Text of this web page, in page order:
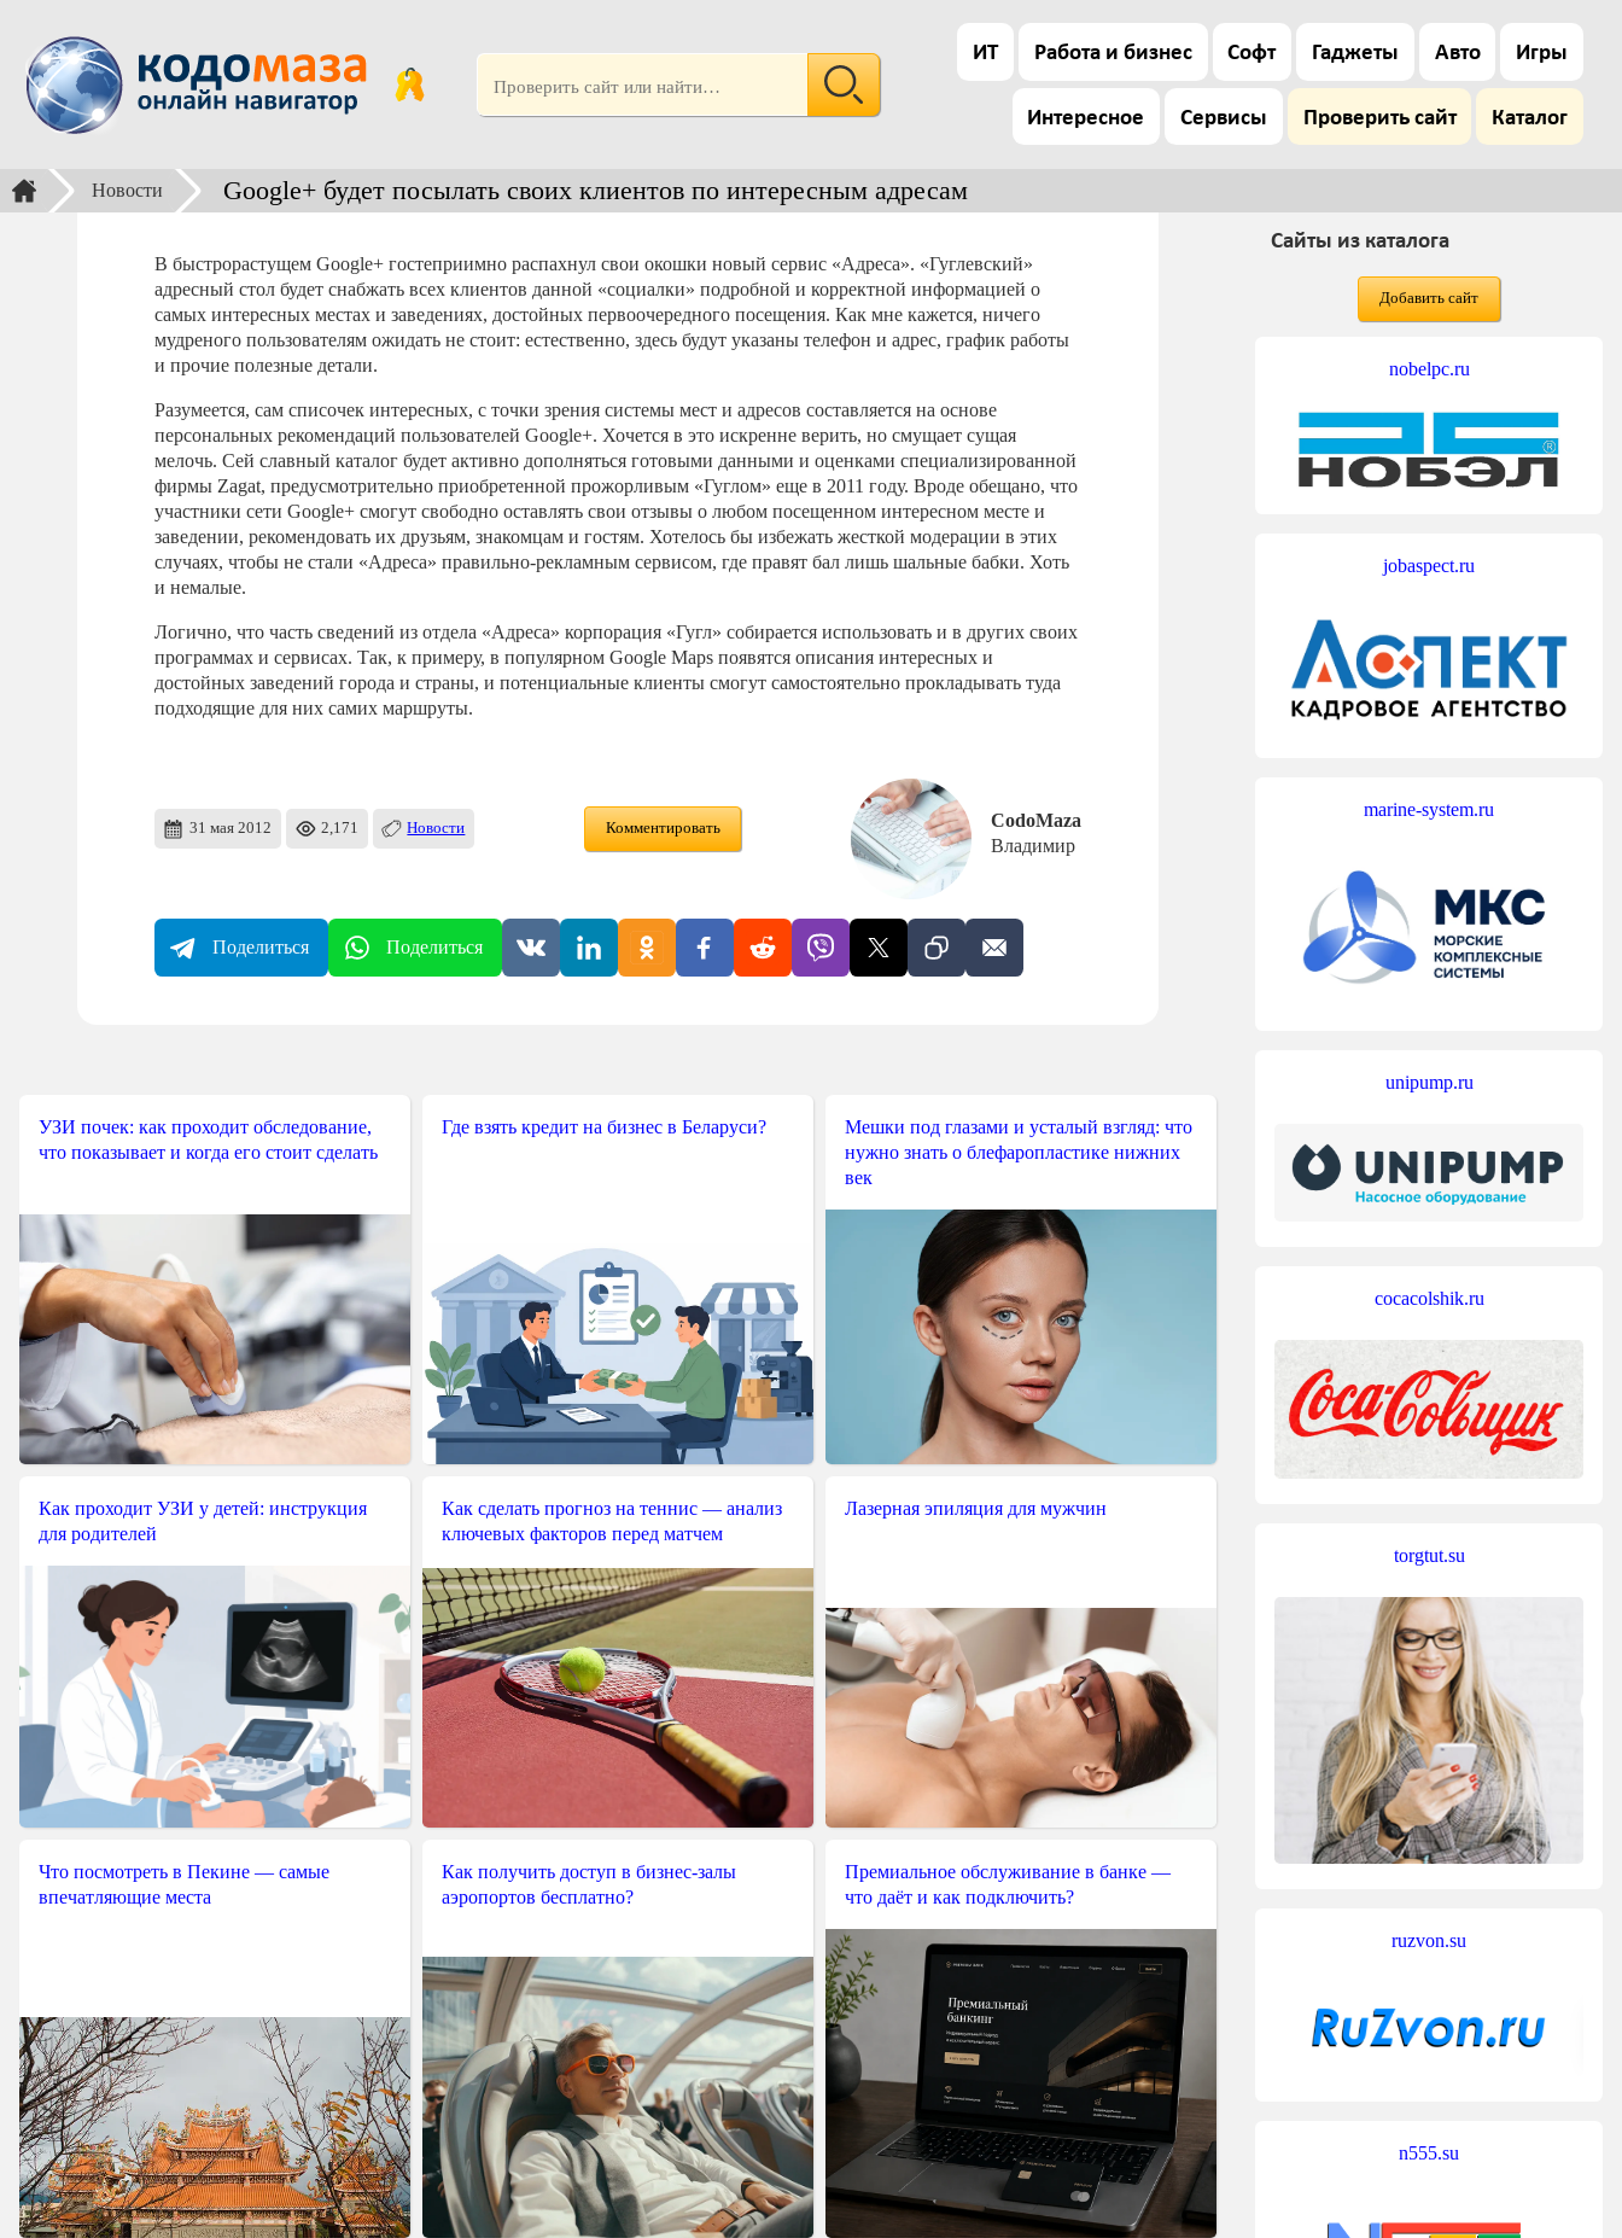
ИТ Работа и бизнес Софт Гаджеты Авто Игры
Интересное Сервисы Проверить сайт Каталог
Новости Google+ будет посылать своих клиентов по интересным адресам
В быстрорастущем Google+ гостеприимно распахнул свои окошки новый сервис «Адреса». «Гуглевский»
адресный стол будет снабжать всех клиентов данной «социалки» подробной и корректной информацией о
самых интересных местах и заведениях, достойных первоочередного посещения. Как мне кажется, ничего
мудреного пользователям ожидать не стоит: естественно, здесь будут указаны телефон и адрес, график работы
и прочие полезные детали.
Разумеется, сам списочек интересных, с точки зрения системы мест и адресов составляется на основе
персональных рекомендаций пользователей Google+. Хочется в это искренне верить, но смущает сущая
мелочь. Сей славный каталог будет активно дополняться готовыми данными и оценками специализированной
фирмы Zagat, предусмотрительно приобретенной прожорливым «Гуглом» еще в 2011 году. Вроде обещано, что
участники сети Google+ смогут свободно оставлять свои отзывы о любом посещенном интересном месте и
заведении, рекомендовать их друзьям, знакомцам и гостям. Хотелось бы избежать жесткой модерации в этих
случаях, чтобы не стали «Адреса» правильно-рекламным сервисом, где правят бал лишь шальные бабки. Хоть
и немалые.
Логично, что часть сведений из отдела «Адреса» корпорация «Гугл» собирается использовать и в других своих
программах и сервисах. Так, к примеру, в популярном Google Maps появятся описания интересных и
достойных заведений города и страны, и потенциальные клиенты смогут самостоятельно прокладывать туда
подходящие для них самих маршруты.
31 мая 2012 2,171 Новости Комментировать
CodoMaza
Владимир
Поделиться Поделиться
УЗИ почек: как проходит обследование,
что показывает и когда его стоит сделать
Где взять кредит на бизнес в Беларуси?
Мешки под глазами и усталый взгляд: что
нужно знать о блефаропластике нижних
век
Как проходит УЗИ у детей: инструкция
для родителей
Как сделать прогноз на теннис — анализ
ключевых факторов перед матчем
Лазерная эпиляция для мужчин
Что посмотреть в Пекине — самые
впечатляющие места
Как получить доступ в бизнес-залы
аэропортов бесплатно?
Премиальное обслуживание в банке —
что даёт и как подключить?
Сайты из каталога
Добавить сайт
nobelpc.ru
jobaspect.ru
marine-system.ru
unipump.ru
cocacolshik.ru
torgtut.su
ruzvon.su
n555.su